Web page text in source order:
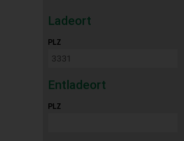
Ladeort
PLZ
Entladeort
PLZ